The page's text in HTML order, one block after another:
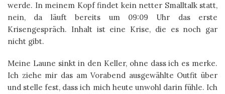
werde. In meinem Kopf findet kein netter Smalltalk statt,
nein, da läuft bereits um 09:09 Uhr das erste
Krisengespräch. Inhalt ist eine Krise, die es noch gar
nicht gibt.
Meine Laune sinkt in den Keller, ohne dass ich es merke.
Ich ziehe mir das am Vorabend ausgewählte Outfit über
und stelle fest, dass ich mich heute unwohl darin fühle. Ich